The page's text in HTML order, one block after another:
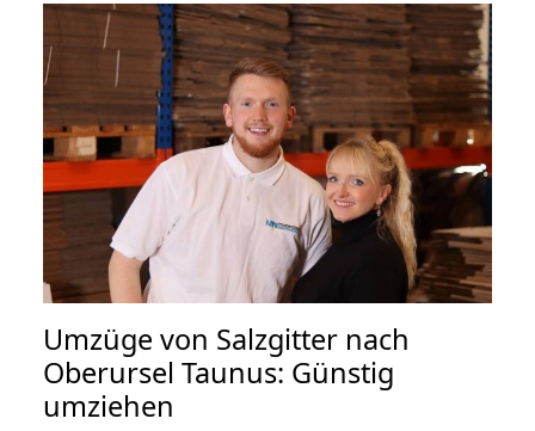
Umzüge von Salzgitter nach
Oberursel Taunus: Günstig
umziehen